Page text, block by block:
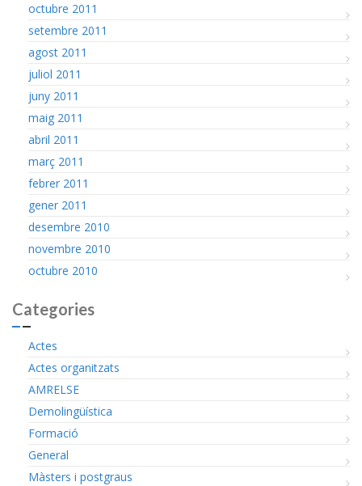
octubre 2011
setembre 2011
agost 2011
juliol 2011
juny 2011
maig 2011
abril 2011
març 2011
febrer 2011
gener 2011
desembre 2010
novembre 2010
octubre 2010
Categories
Actes
Actes organitzats
AMRELSE
Demolingüística
Formació
General
Màsters i postgraus